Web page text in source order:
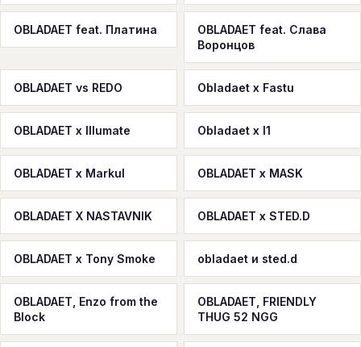
OBLADAET feat. Платина
OBLADAET feat. Слава
Воронцов
OBLADAET vs REDO Obladaet x Fastu
OBLADAET x Illumate Obladaet x l1
OBLADAET x Markul OBLADAET x MASK
OBLADAET X NASTAVNIK OBLADAET x STED.D
OBLADAET x Tony Smoke obladaet и sted.d
OBLADAET, Enzo from the
Block
OBLADAET, FRIENDLY
THUG 52 NGG